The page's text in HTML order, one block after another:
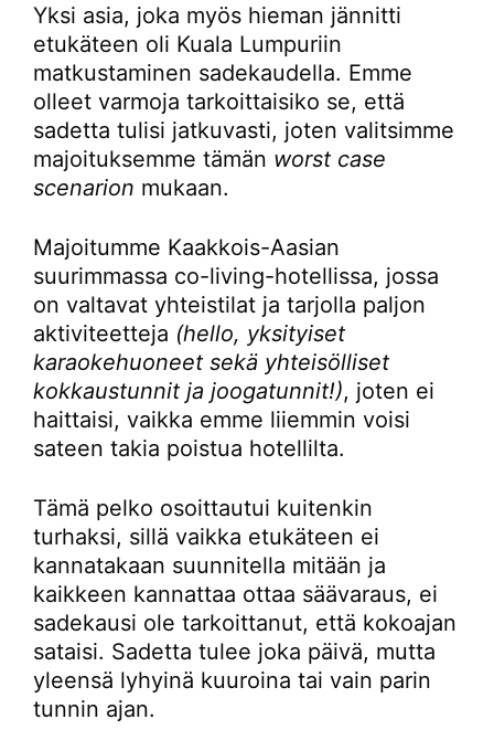
Yksi asia, joka myös hieman jännitti
etukäteen oli Kuala Lumpuriin
matkustaminen sadekaudella. Emme
olleet varmoja tarkoittaisiko se, että
sadetta tulisi jatkuvasti, joten valitsimme
majoituksemme tämän worst case
scenarion mukaan.
Majoitumme Kaakkois-Aasian
suurimmassa co-living-hotellissa, jossa
on valtavat yhteistilat ja tarjolla paljon
aktiviteetteja (hello, yksityiset
karaokehuoneet sekä yhteisölliset
kokkaustunnit ja joogatunnit!), joten ei
haittaisi, vaikka emme liiemmin voisi
sateen takia poistua hotellilta.
Tämä pelko osoittautui kuitenkin
turhaksi, sillä vaikka etukäteen ei
kannatakaan suunnitella mitään ja
kaikkeen kannattaa ottaa säävaraus, ei
sadekausi ole tarkoittanut, että kokoajan
sataisi. Sadetta tulee joka päivä, mutta
yleensä lyhyinä kuuroina tai vain parin
tunnin ajan.